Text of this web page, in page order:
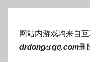
网站内游戏均来自
drdong@qq.com删